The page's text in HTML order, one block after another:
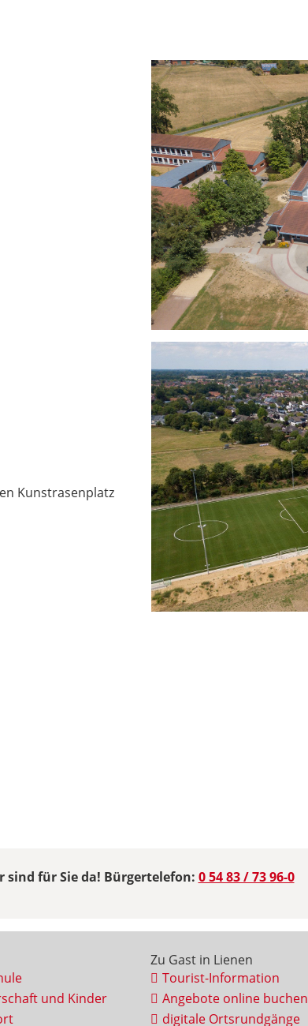
Kunstrasenplatz
sind für Sie da! Bürgertelefon: 0 54 83 / 73 96-0
und Kinder
Zu Gast in Lienen
Tourist-Information
Angebote online buchen
digitale Ortsrundgänge